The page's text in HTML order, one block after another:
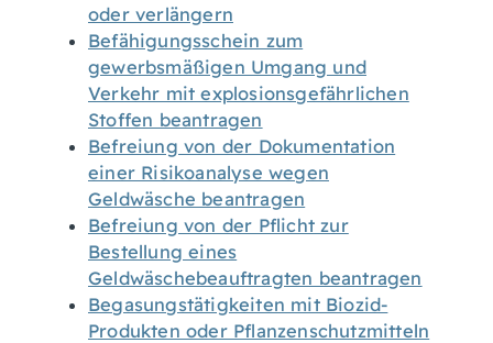
oder verlängern
Befähigungsschein zum
gewerbsmäßigen Umgang und
Verkehr mit explosionsgefährlichen
Stoffen beantragen
Befreiung von der Dokumentation
einer Risikoanalyse wegen
Geldwäsche beantragen
Befreiung von der Pflicht zur
Bestellung eines
Geldwäschebeauftragten beantragen
Begasungstätigkeiten mit Biozid-
Produkten oder Pflanzenschutzmitteln